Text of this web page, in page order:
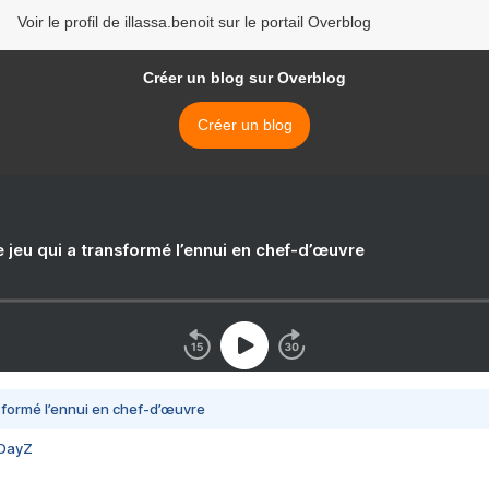
Voir le profil de illassa.benoit sur le portail Overblog
Créer un blog sur Overblog
Créer un blog
jeu qui a transformé l’ennui en chef-d’œuvre
l’ennui en chef-d’œuvre